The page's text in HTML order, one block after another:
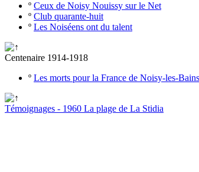
º Ceux de Noisy Nouissy sur le Net
º Club quarante-huit
º Les Noiséens ont du talent
Centenaire 1914-1918
º Les morts pour la France de Noisy-les-
Témoignages - 1960 La plage de La Stidia